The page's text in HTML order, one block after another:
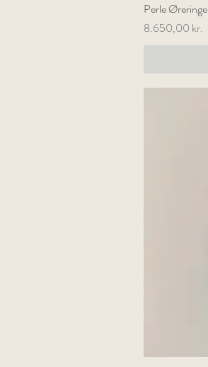
Perle Øreringe
Pris
8.650,00 kr.